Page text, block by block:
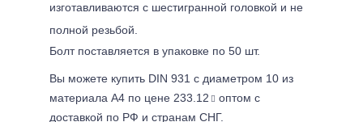
изготавливаются с шестигранной головкой и не
полной резьбой.
Болт поставляется в упаковке по 50 шт.
Вы можете купить DIN 931 с диаметром 10 из
материала А4 по цене 233.12
оптом с
доставкой по РФ и странам СНГ.